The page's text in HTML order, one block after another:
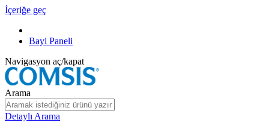
İçeriğe geç
Bayi Paneli
Navigasyon aç/kapat
Arama
Detaylı Arama